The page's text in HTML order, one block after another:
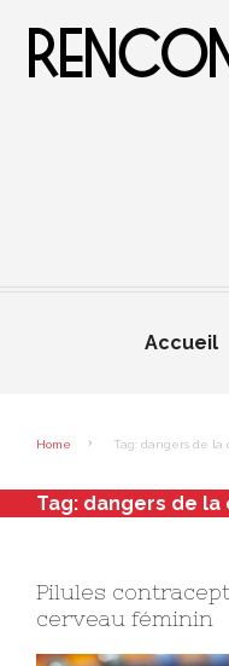
Accueil
Home Tag: dangers de la
Tag: dangers de
Pilules
cerveau féminin